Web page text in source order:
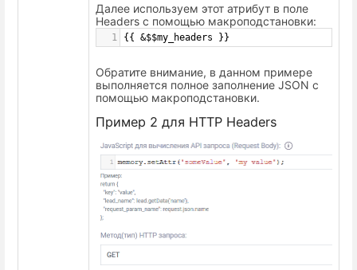
Далее используем этот атрибут в поле
Headers с помощью макроподстановки:
1 {{ &$$my_headers }}
Обратите внимание, в данном примере
выполняется полное заполнение JSON с
помощью макроподстановки.
Пример 2 для HTTP Headers